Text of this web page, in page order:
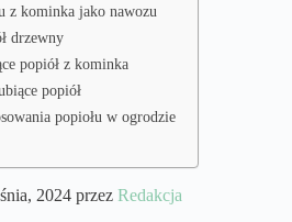
z kominka jako nawozu
drzewny
popiół z kominka
popiół
popiołu w ogrodzie
2024 przez Redakcja